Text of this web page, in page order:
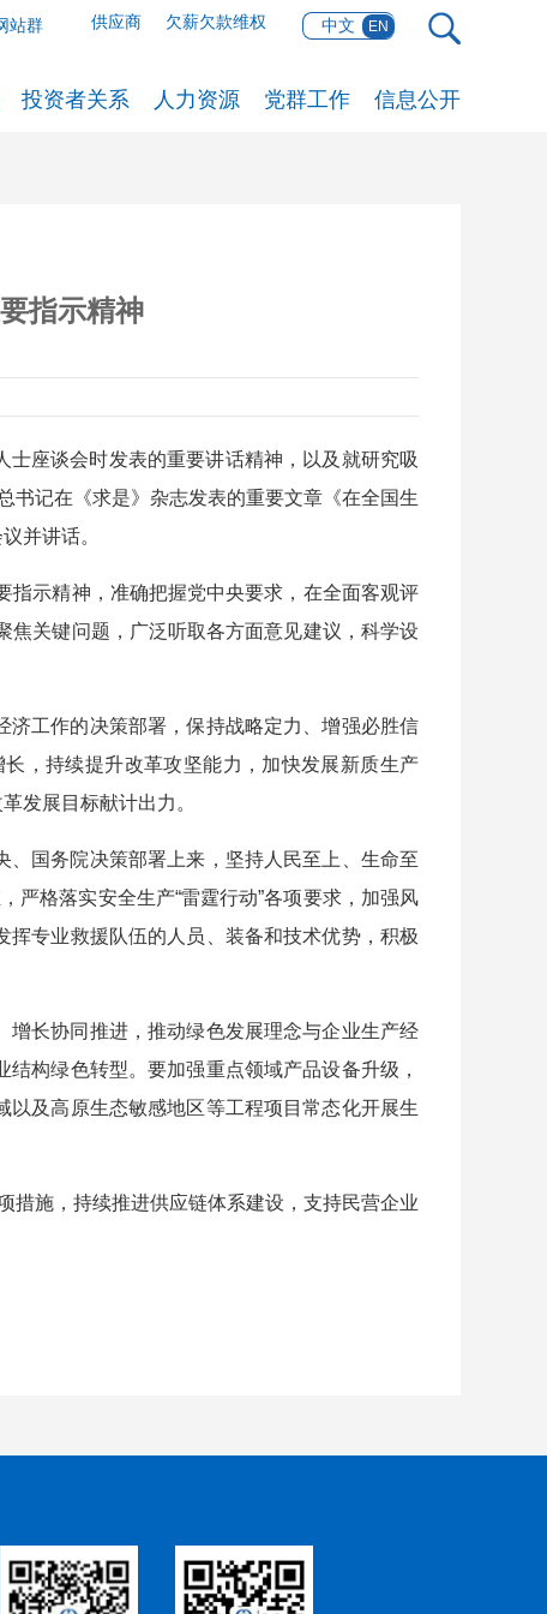
中文 EN
欠薪欠款维权
供应商
站群
投资者关系 人力资源 党群工作 信息公开
指示精神
座谈会时发表的重要讲话精神，以及就研究吸
书记在《求是》杂志发表的重要文章《在全国生
并讲话。
示精神，准确把握党中央要求，在全面客观评
焦关键问题，广泛听取各方面意见建议，科学设
工作的决策部署，保持战略定力、增强必胜信
，持续提升改革攻坚能力，加快发展新质生产
发展目标献计出力。
国务院决策部署上来，坚持人民至上、生命至
严格落实安全生产“雷霆行动”各项要求，加强风
专业救援队伍的人员、装备和技术优势，积极
长协同推进，推动绿色发展理念与企业生产经
构绿色转型。要加强重点领域产品设备升级，
及高原生态敏感地区等工程项目常态化开展生
施，持续推进供应链体系建设，支持民营企业